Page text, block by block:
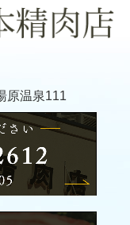
原温泉111